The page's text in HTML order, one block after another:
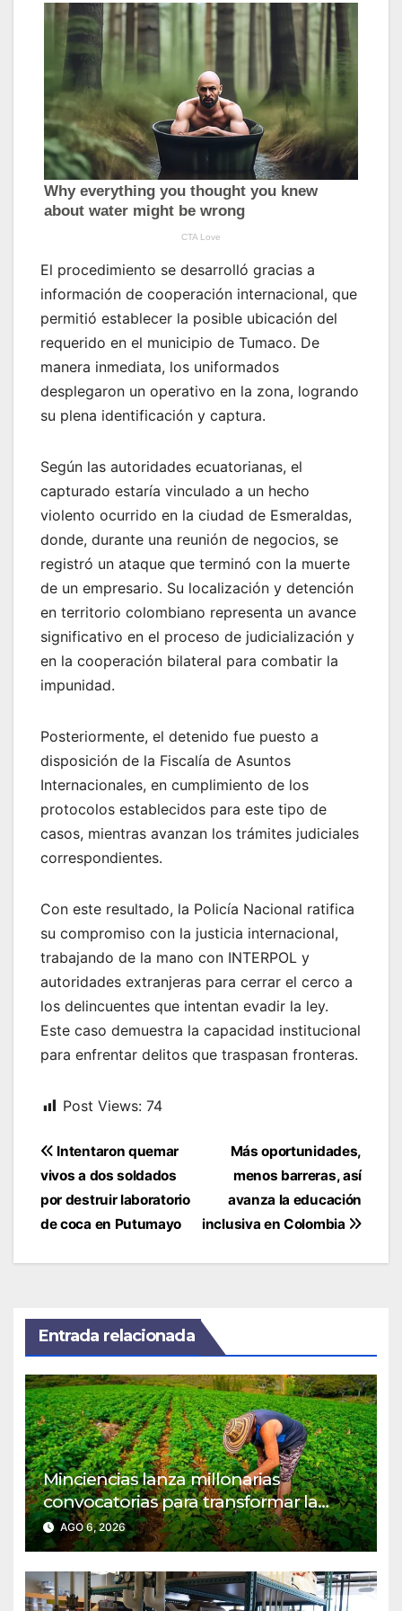
El procedimiento se desarrolló gracias a
información de cooperación internacional, que
permitió establecer la posible ubicación del
requerido en el municipio de Tumaco. De
manera inmediata, los uniformados
desplegaron un operativo en la zona, logrando
su plena identificación y captura.
Según las autoridades ecuatorianas, el
capturado estaría vinculado a un hecho
violento ocurrido en la ciudad de Esmeraldas,
donde, durante una reunión de negocios, se
registró un ataque que terminó con la muerte
de un empresario. Su localización y detención
en territorio colombiano representa un avance
significativo en el proceso de judicialización y
en la cooperación bilateral para combatir la
impunidad.
Posteriormente, el detenido fue puesto a
disposición de la Fiscalía de Asuntos
Internacionales, en cumplimiento de los
protocolos establecidos para este tipo de
casos, mientras avanzan los trámites judiciales
correspondientes.
Con este resultado, la Policía Nacional ratifica
su compromiso con la justicia internacional,
trabajando de la mano con INTERPOL y
autoridades extranjeras para cerrar el cerco a
los delincuentes que intentan evadir la ley.
Este caso demuestra la capacidad institucional
para enfrentar delitos que traspasan fronteras.
Post Views: 74
Navegación
de
entradas
Más oportunidades,
menos barreras, así
avanza la educación
inclusiva en Colombia
Intentaron quemar
vivos a dos soldados
por destruir laboratorio
de coca en Putumayo
Entrada relacionada
Minciencias lanza millonarias
convocatorias para transformar la
agroindustria en regiones PDET
AGO 6, 2026